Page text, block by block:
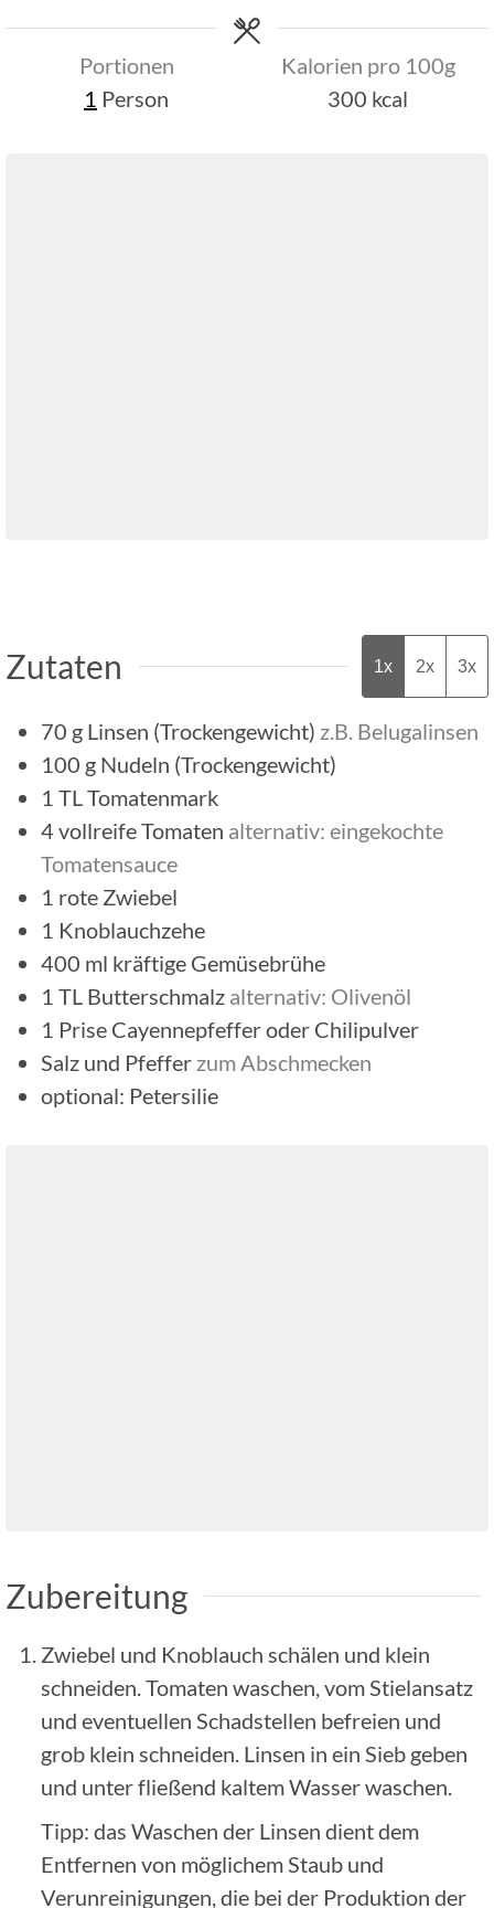
Portionen
1 Person
Kalorien pro 100g
300 kcal
Zutaten 1x 2x 3x
70 g Linsen (Trockengewicht) z.B. Belugalinsen
100 g Nudeln (Trockengewicht)
1 TLTomatenmark
4vollreife Tomaten alternativ: eingekochte
Tomatensauce
1 rote Zwiebel
1 Knoblauchzehe
400 ml kräftige Gemüsebrühe
1 TL Butterschmalz alternativ: Olivenöl
1 Prise Cayennepfeffer oder Chilipulver
Salz und Pfeffer zum Abschmecken
optional: Petersilie
Zubereitung
Zwiebel und Knoblauch schälen und klein
schneiden. Tomaten waschen, vom Stielansatz
und eventuellen Schadstellen befreien und
grob klein schneiden. Linsen in ein Sieb geben
und unter fließend kaltem Wasser waschen.
Tipp: das Waschen der Linsen dient dem
Entfernen von möglichem Staub und
Verunreinigungen, die bei der Produktion der